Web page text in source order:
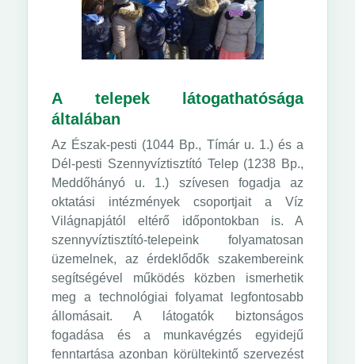
A telepek látogathatósága
általában
Az Észak-pesti (1044 Bp., Tímár u. 1.) és a
Dél-pesti Szennyvíztisztító Telep (1238 Bp.,
Meddőhányó u. 1.) szívesen fogadja az
oktatási intézmények csoportjait a Víz
Világnapjától eltérő időpontokban is. A
szennyvíztisztító-telepeink folyamatosan
üzemelnek, az érdeklődők szakembereink
segítségével működés közben ismerhetik
meg a technológiai folyamat legfontosabb
állomásait. A látogatók biztonságos
fogadása és a munkavégzés egyidejű
fenntartása azonban körültekintő szervezést